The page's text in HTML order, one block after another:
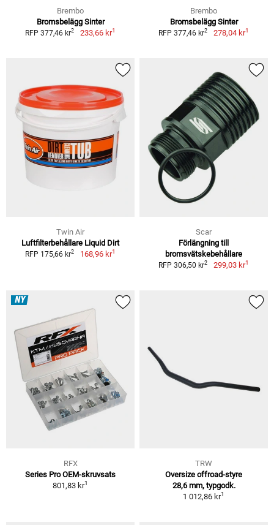
Brembo
Bromsbelägg Sinter
RFP 377,46 kr2 233,66 kr1
Brembo
Bromsbelägg Sinter
RFP 377,46 kr2 278,04 kr1
Twin Air
Luftfilterbehållare Liquid Dirt
RFP 175,66 kr2 168,96 kr1
Scar
Förlängning till
bromsvätskebehållare
RFP 306,50 kr2 299,03 kr1
NY
RFX
Series Pro OEM-skruvsats
801,83 kr1
TRW
Oversize offroad-styre
28,6 mm, typgodk.
1 012,86 kr1